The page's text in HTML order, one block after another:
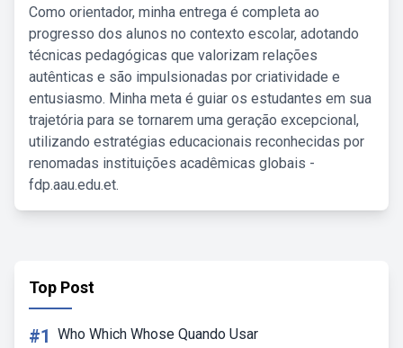
Como orientador, minha entrega é completa ao
progresso dos alunos no contexto escolar, adotando
técnicas pedagógicas que valorizam relações
autênticas e são impulsionadas por criatividade e
entusiasmo. Minha meta é guiar os estudantes em sua
trajetória para se tornarem uma geração excepcional,
utilizando estratégias educacionais reconhecidas por
renomadas instituições acadêmicas globais -
fdp.aau.edu.et.
Top Post
#1 Who Which Whose Quando Usar